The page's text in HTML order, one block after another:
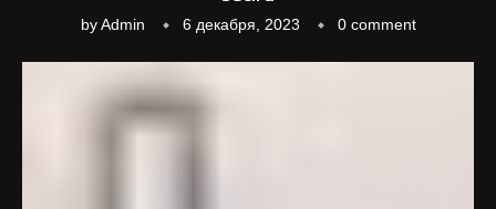
byAdmin 6 декабря, 2023 0 comment